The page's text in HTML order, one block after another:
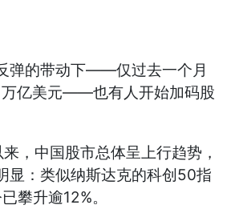
的带动下——仅过去一个月
万亿美元——也有人开始加码股
中国股市总体呈上行趋势，
显：类似纳斯达克的科创50指
攀升逾12%。